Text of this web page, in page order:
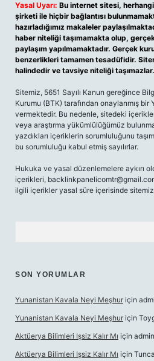
Yasal Uyarı: Bu internet sitesi,
şirketi ile hiçbir bağlantısı
hazırladığımız makaleler
haber niteliği taşımamakta olup,
paylaşım yapılmamaktadır. Gerçek
benzerlikleri tamamen tesadüfidir.
halindedir ve tavsiye niteliği taşımazlar.
Sitemiz, 5651 Sayılı Kanun gereğince
Kurumu (BTK) tarafından onaylanmış bir
vermektedir. Bu nedenle, sitedeki
veya araştırma yükümlülüğümüz
yazdıkları içeriklerin sorumluluğunu
bu sorumluluğu kabul etmiş sayılırlar.
Hukuka ve yasal düzenlemelere aykırı
içerikleri,
ilgili içerikler yasal süre içerisinde
SON YORUMLAR
Yunanistan Kavala Neyi Meşhur için
Yunanistan Kavala Neyi Meşhur için
Aktüerya Bilimleri Işsiz Kalır Mı için admin
Aktüerya Bilimleri Işsiz Kalır Mı için